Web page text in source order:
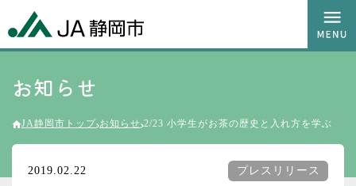
お知らせ
JA静岡市トップ お知らせ 2/23 小学生がお茶の歴史と入れ方を学ぶ
2019.02.22 プレスリリース